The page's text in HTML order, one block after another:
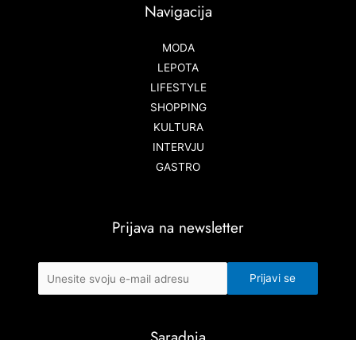
Navigacija
MODA
LEPOTA
LIFESTYLE
SHOPPING
KULTURA
INTERVJU
GASTRO
Prijava na newsletter